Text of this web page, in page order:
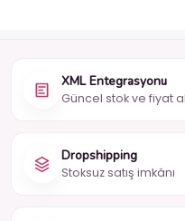
XML Entegrasyonu
Güncel stok ve fiyat
Dropshipping
Stoksuz satış imkânı